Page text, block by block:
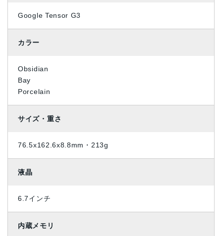
Google Tensor G3
カラー
Obsidian
Bay
Porcelain
サイズ・重さ
76.5x162.6x8.8mm・213g
液晶
6.7インチ
内蔵メモリ